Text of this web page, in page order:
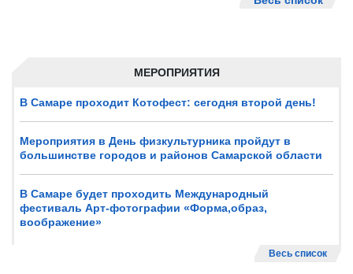
МЕРОПРИЯТИЯ
В Самаре проходит Котофест: сегодня второй день!
Мероприятия в День физкультурника пройдут в
большинстве городов и районов Самарской области
В Самаре будет проходить Международный
фестиваль Арт-фотографии «Форма,образ,
воображение»
Весь список